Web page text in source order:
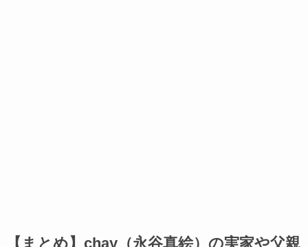
【まとめ】chay（永谷真絵）の実家や父親